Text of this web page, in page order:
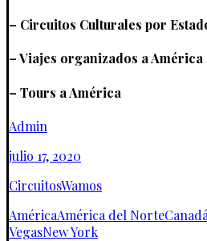
– Circuitos Culturales por
– Viajes organizados a
– Tours a América
Admin
julio 17, 2020
CircuitosWamos
AméricaAmérica del NorteCanadá
VegasNew York